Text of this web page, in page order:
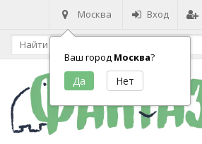
Москва
Ваш город Москва?
Вход